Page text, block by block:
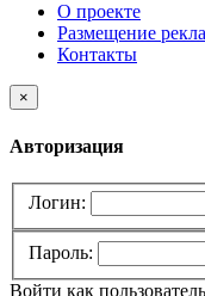
О проекте
Размещение
Контакты
×
Авторизация
Логин:
Пароль:
Войти как